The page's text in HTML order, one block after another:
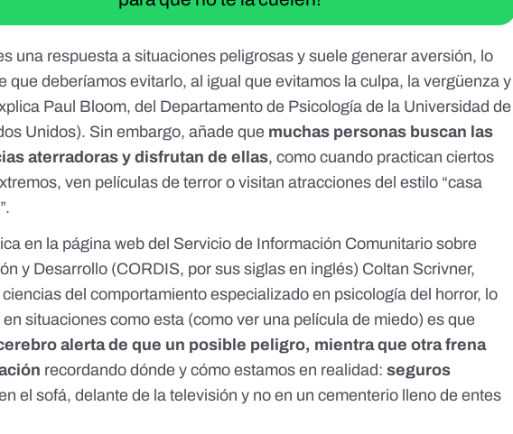
una respuesta a situaciones peligrosas y suele generar aversión, lo
que deberíamos evitarlo, al igual que evitamos la culpa, la vergüenza y
Paul Bloom, del Departamento de Psicología de la Universidad de
Unidos). Sin embargo, añade que muchas personas buscan las
aterradoras y disfrutan de ellas, como cuando practican ciertos
ven películas de terror o visitan atracciones del estilo “casa
en la página web del Servicio de Información Comunitario sobre
y Desarrollo (CORDIS, por sus siglas en inglés) Coltan Scrivner,
del comportamiento especializado en psicología del horror, lo
situaciones como esta (como ver una película de miedo) es que
alerta de que un posible peligro, mientra que otra frena
recordando dónde y cómo estamos en realidad:seguros
el sofá, delante de la televisión y no en un cementerio lleno de entes